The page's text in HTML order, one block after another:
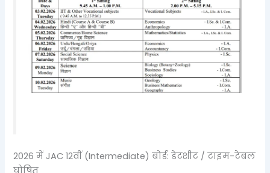
2026 में JAC 12वीं (Intermediate) बोर्ड: डेटशीट / टाइम-टेबल
घोषित